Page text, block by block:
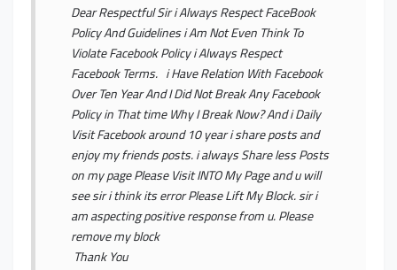
Dear Respectful Sir i Always Respect FaceBook
Policy And Guidelines i Am Not Even Think To
Violate Facebook Policy i Always Respect
Facebook Terms. i Have Relation With Facebook
Over Ten Year And I Did Not Break Any Facebook
Policy in That time Why I Break Now? And i Daily
Visit Facebook around 10 year i share posts and
enjoy my friends posts. i always Share less Posts
on my page Please Visit INTO My Page and u will
see sir i think its error Please Lift My Block. sir i
am aspecting positive response from u. Please
remove my block
Thank You